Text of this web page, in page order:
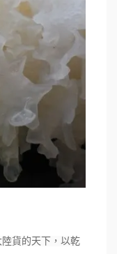
貨的天下，以乾